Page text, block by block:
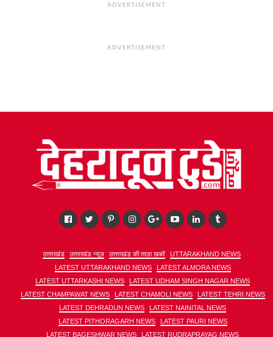
ADVERTISEMENT
ADVERTISEMENT
उत्तराखंड उत्तराखंड न्यूज़ उत्तराखंड की ताज़ा खबरें
UTTARAKHAND NEWS
LATEST UTTARAKHAND NEWS
LATEST ALMORA NEWS
LATEST UTTARKASHI NEWS
LATEST UDHAM SINGH NAGAR NEWS
LATEST CHAMPAWAT NEWS
LATEST CHAMOLI NEWS
LATEST TEHRI NEWS
LATEST DEHRADUN NEWS
LATEST NAINITAL NEWS
LATEST PITHORAGARH NEWS
LATEST PAURI NEWS
LATEST BAGESHWAR NEWS
LATEST RUDRAPRAYAG NEWS